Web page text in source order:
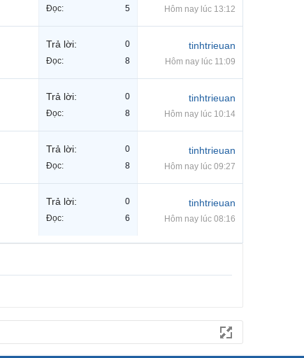
Đọc:
5 Hôm nay lúc 13:12
Trả lời:
0
Đọc:
8
tinhtrieuan
Hôm nay lúc 11:09
Trả lời:
0
Đọc:
8
tinhtrieuan
Hôm nay lúc 10:14
Trả lời:
0
Đọc:
8
tinhtrieuan
Hôm nay lúc 09:27
Trả lời:
0
Đọc:
6
tinhtrieuan
Hôm nay lúc 08:16